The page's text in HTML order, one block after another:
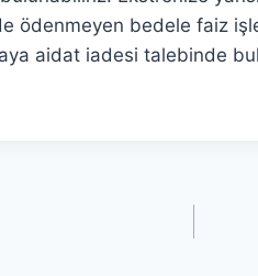
bedele faiz
aidat iadesi talebinde